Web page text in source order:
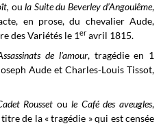
ou la Suite du Beverley d’Angoulême,
en prose, du chevalier Aude,
des Variétés le 1er avril 1815.
de l'amour, tragédie en 1
Aude et Charles-Louis Tissot,
Rousset oule Café des aveugles,
de la « tragédie » qui est censée